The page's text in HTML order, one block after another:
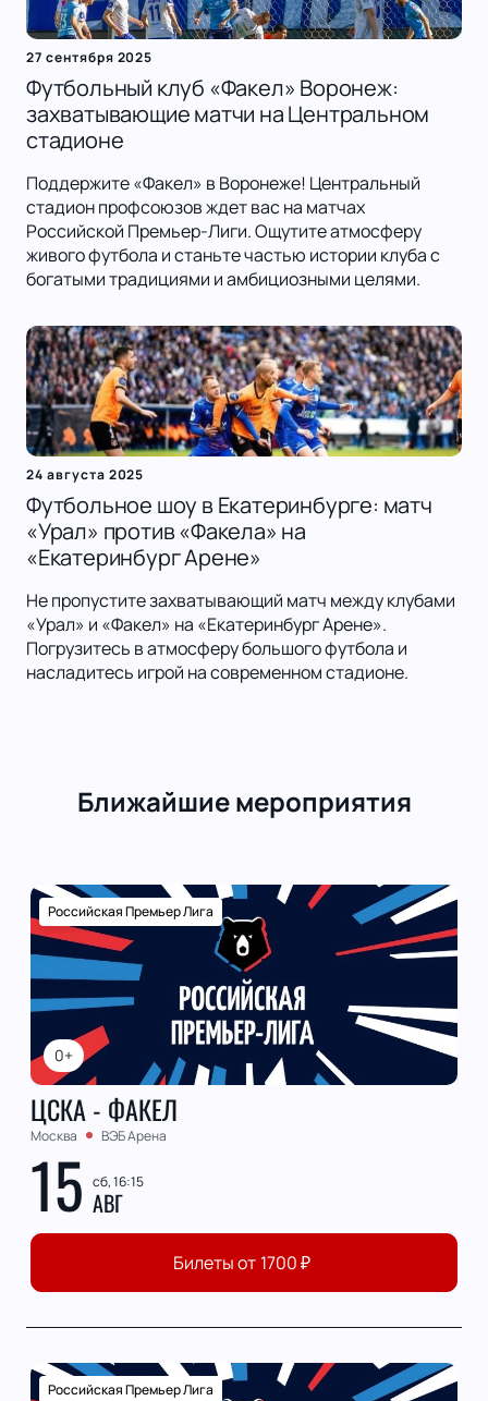
27 сентября 2025
Футбольный клуб «Факел» Воронеж:
захватывающие матчи на Центральном
стадионе
Поддержите «Факел» в Воронеже! Центральный
стадион профсоюзов ждет вас на матчах
Российской Премьер-Лиги. Ощутите атмосферу
живого футбола и станьте частью истории клуба с
богатыми традициями и амбициозными целями.
24 августа 2025
Футбольное шоу в Екатеринбурге: матч
«Урал» против «Факела» на
«Екатеринбург Арене»
Не пропустите захватывающий матч между клубами
«Урал» и «Факел» на «Екатеринбург Арене».
Погрузитесь в атмосферу большого футбола и
насладитесь игрой на современном стадионе.
Ближайшие мероприятия
0+
Российская Премьер Лига
ЦСКА - ФАКЕЛ
Москва ВЭБ Арена
15 сб, 16:15
АВГ
Билеты от 1700₽
Российская Премьер Лига